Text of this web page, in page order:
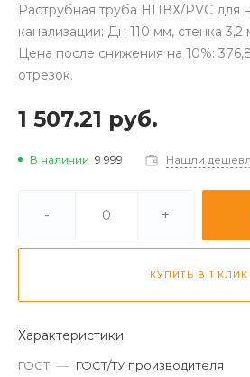
Раструбная труба НПВХ/PVC для
канализации: Дн 110 мм, стенка
Цена после снижения на 10%:
отрезок.
1 507.21 руб.
В наличии 9 999 Нашли
- +
КУПИТЬ В 1 КЛИК
Характеристики
ГОСТ — ГОСТ/ТУ производителя